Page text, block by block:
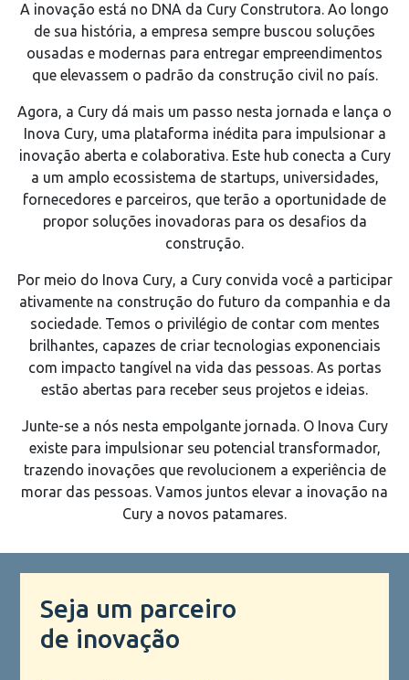
A inovação está no DNA da Cury Construtora. Ao longo
de sua história, a empresa sempre buscou soluções
ousadas e modernas para entregar empreendimentos
que elevassem o padrão da construção civil no país.
Agora, a Cury dá mais um passo nesta jornada e lança o
Inova Cury, uma plataforma inédita para impulsionar a
inovação aberta e colaborativa. Este hub conecta a Cury
a um amplo ecossistema de startups, universidades,
fornecedores e parceiros, que terão a oportunidade de
propor soluções inovadoras para os desafios da
construção.
Por meio do Inova Cury, a Cury convida você a participar
ativamente na construção do futuro da companhia e da
sociedade. Temos o privilégio de contar com mentes
brilhantes, capazes de criar tecnologias exponenciais
com impacto tangível na vida das pessoas. As portas
estão abertas para receber seus projetos e ideias.
Junte-se a nós nesta empolgante jornada. O Inova Cury
existe para impulsionar seu potencial transformador,
trazendo inovações que revolucionem a experiência de
morar das pessoas. Vamos juntos elevar a inovação na
Cury a novos patamares.
Seja um parceiro
de inovação